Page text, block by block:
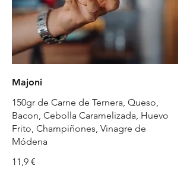
Majoni
150gr de Carne de Ternera, Queso,
Bacon, Cebolla Caramelizada, Huevo
Frito, Champiñones, Vinagre de
Módena
11,9 €